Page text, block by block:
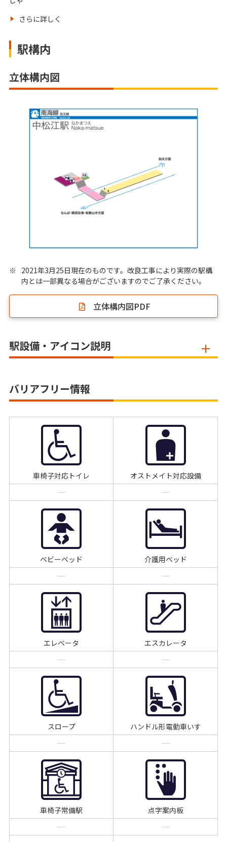
さらに詳しく
駅構内
立体構内図
※
2021年3月25日現在のものです。改良工事により実際の駅構
内とは一部異なる場合がございますのでご了承ください。
立体構内図PDF
駅設備・アイコン説明
バリアフリー情報
車椅子対応トイレ オストメイト対応設備
ベビーベッド 介護用ベッド
エレベータ エスカレータ
スロープ ハンドル形電動車いす
車椅子常備駅 点字案内板